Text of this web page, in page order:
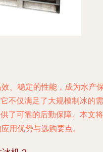
、稳定的性能，成为水产
不仅满足了大规模制冰的需
了可靠的后勤保障。本文将
用优势与选购要点。